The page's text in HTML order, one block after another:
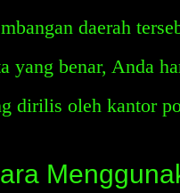
daerah
yang benar, Anda
dirilis oleh kantor